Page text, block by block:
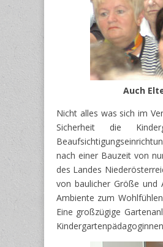
Auch
Nicht alles was sich im
Sicherheit die
nach einer Bauzeit von
des Landes
von baulicher Größe und
Ambiente zum
Eine großzügige